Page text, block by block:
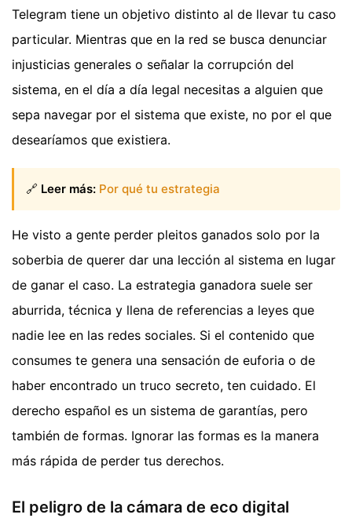
Telegram tiene un objetivo distinto al de llevar tu caso
particular. Mientras que en la red se busca denunciar
injusticias generales o señalar la corrupción del
sistema, en el día a día legal necesitas a alguien que
sepa navegar por el sistema que existe, no por el que
desearíamos que existiera.
🔗 Leer más: Por qué tu estrategia
He visto a gente perder pleitos ganados solo por la
soberbia de querer dar una lección al sistema en lugar
de ganar el caso. La estrategia ganadora suele ser
aburrida, técnica y llena de referencias a leyes que
nadie lee en las redes sociales. Si el contenido que
consumes te genera una sensación de euforia o de
haber encontrado un truco secreto, ten cuidado. El
derecho español es un sistema de garantías, pero
también de formas. Ignorar las formas es la manera
más rápida de perder tus derechos.
El peligro de la cámara de eco digital